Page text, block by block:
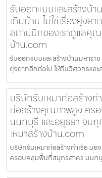
รับออกแบบและสร้างบ้า
เติมบ้าน ไม่ใช่เรื่องยุ่งย
สถาปนิกของเราดูแลคุ
บ้าน.com
รับออกแบบและสร้างบ้านมหารา
ยุ่งยากอีกต่อไป ให้ทีมวิศวกรแล
บริษัทรับเหมาก่อสร้างท่
ก่อสร้างคุณภาพสูง คร
นนทบุรี และอยุธยา จบ
เหมาสร้างบ้าน.com
บริษัทรับเหมาก่อสร้างท่าเรือ ม
ครอบคลุมพื้นที่สมุทรสาคร นนท